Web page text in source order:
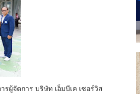
ผู้จัดการ บริษัท เอ็มบีเค เซอร์วิส